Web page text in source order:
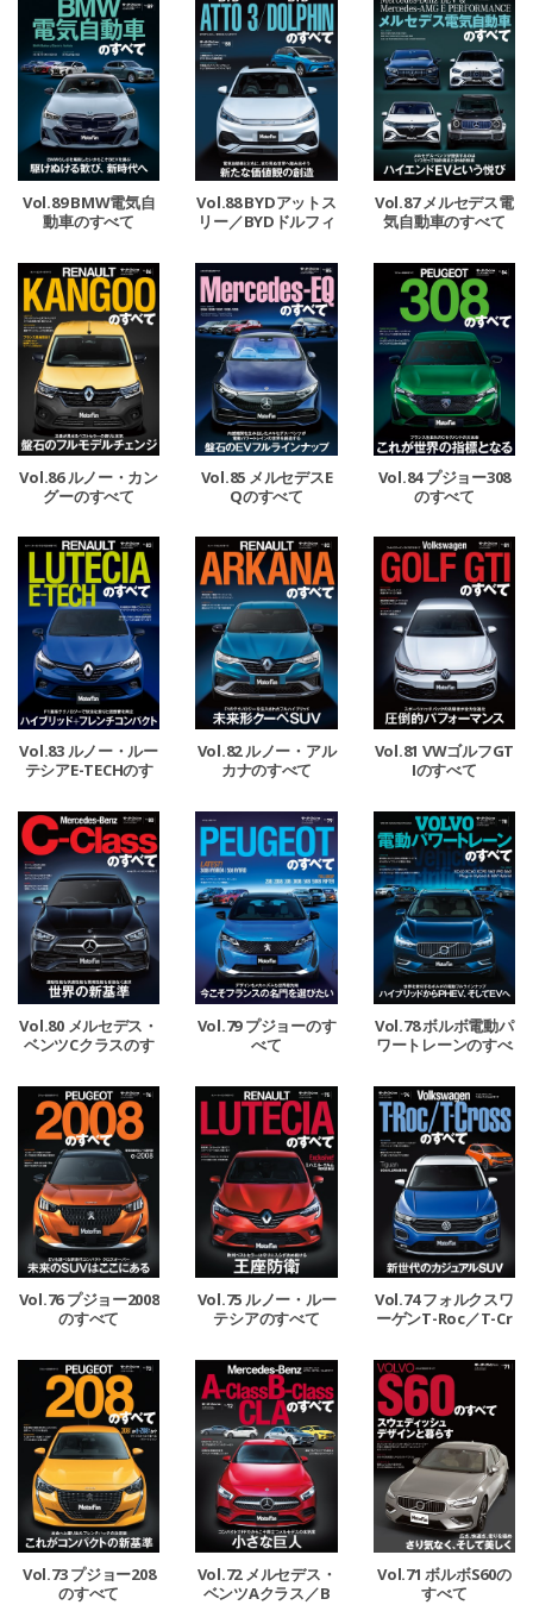
Vol.89 BMW電気自
動車のすべて
Vol.88 BYDアットス
リー／BYDドルフィ
Vol.87 メルセデス電
気自動車のすべて
Vol.86 ルノー・カン
グーのすべて
Vol.85 メルセデスE
Qのすべて
Vol.84 プジョー308
のすべて
Vol.83 ルノー・ルー
テシアE-TECHのす
Vol.82 ルノー・アル
カナのすべて
Vol.81 VWゴルフGT
Iのすべて
Vol.80 メルセデス・
ベンツCクラスのす
Vol.79 プジョーのす
べて
Vol.78 ボルボ電動パ
ワートレーンのすべ
Vol.76 プジョー2008
のすべて
Vol.75 ルノー・ルー
テシアのすべて
Vol.74 フォルクスワ
ーゲンT-Roc／T-Cr
Vol.73 プジョー208
のすべて
Vol.72 メルセデス・
ベンツAクラス／B
Vol.71 ボルボS60の
すべて